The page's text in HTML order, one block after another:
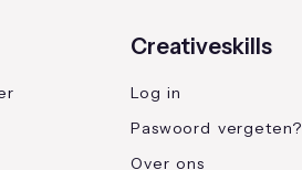
Creativeskills
Log in
Paswoord vergeten?
Over ons